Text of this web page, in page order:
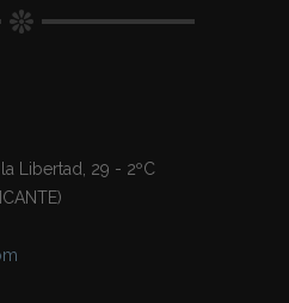
Libertad, 29 - 2ºC